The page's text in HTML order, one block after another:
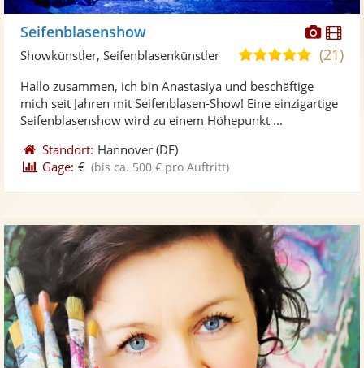
Seifenblasenshow
5,0
5
Sternen
(21)
Showkünstler, Seifenblasenkünstler
Hallo zusammen, ich bin Anastasiya und beschäftige
mich seit Jahren mit Seifenblasen-Show! Eine einzigartige
Seifenblasenshow wird zu einem Höhepunkt ...
Standort: Hannover (DE)
Gage: € (bis ca. 500 € pro Auftritt)